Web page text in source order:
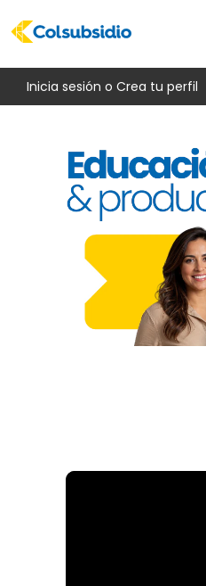
Inicia sesión o Crea tu perfil
Educación
productividad